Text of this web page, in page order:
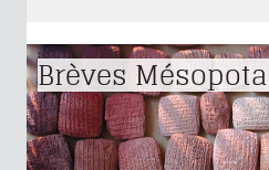
Vous êtes ici
Brèves